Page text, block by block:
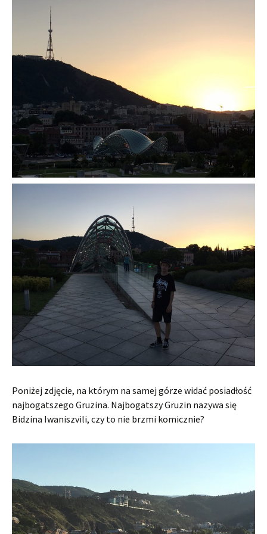
Poniżej zdjęcie, na którym na samej górze widać posiadłość
najbogatszego Gruzina. Najbogatszy Gruzin nazywa się
Bidzina Iwaniszvili, czy to nie brzmi komicznie?